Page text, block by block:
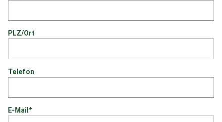
PLZ/Ort
Telefon
E-Mail*